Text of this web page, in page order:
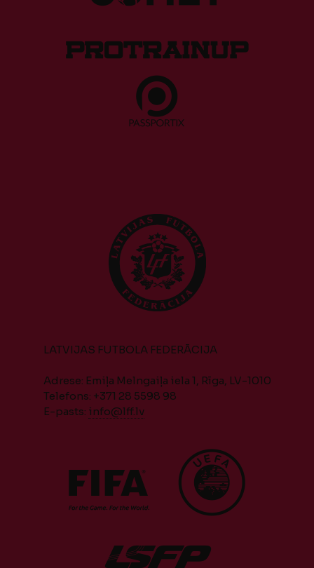
LATVIJAS FUTBOLA FEDERĀCIJA
Adrese: Emiļa Melngaiļa iela 1, Rīga, LV-1010
Telefons: +371 28 5598 98
E-pasts: info@lff.lv